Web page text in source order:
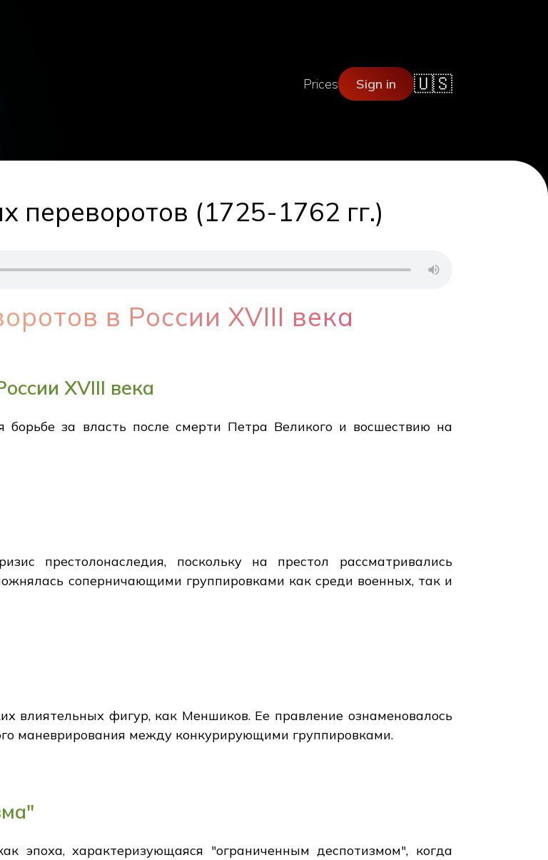
Prices Sign in 🇺🇸
переворотов (1725-1762 гг.)
в России XVIII века
XVIII века
за власть после смерти Петра Великого и восшествию на
престолонаследия, поскольку на престол рассматривались
соперничающими группировками как среди военных, так и
влиятельных фигур, как Меншиков. Ее правление ознаменовалось
маневрирования между конкурирующими группировками.
эпоха, характеризующаяся "ограниченным деспотизмом", когда